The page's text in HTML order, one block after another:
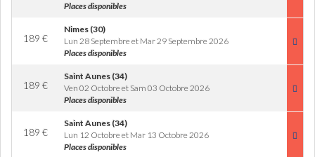
Places disponibles
189 €
Nimes (30)
Lun 28 Septembre et Mar 29 Septembre 2026
Places disponibles
189 €
Saint Aunes (34)
Ven 02 Octobre et Sam 03 Octobre 2026
Places disponibles
189 €
Saint Aunes (34)
Lun 12 Octobre et Mar 13 Octobre 2026
Places disponibles